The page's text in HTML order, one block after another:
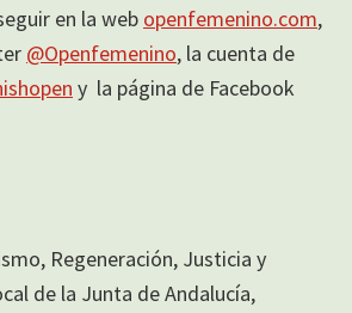
en la web openfemenino.com,
@Openfemenino, la cuenta de
y la página de Facebook
Regeneración, Justicia y
de la Junta de Andalucía,